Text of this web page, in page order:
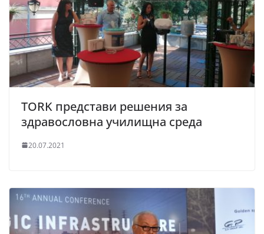
TORK представи решения за
здравословна училищна среда
20.07.2021